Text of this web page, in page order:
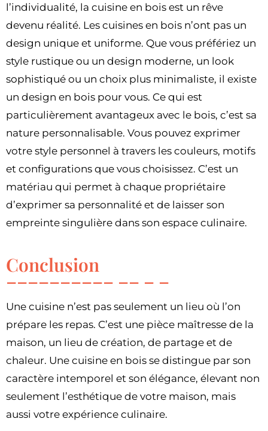
l’individualité, la cuisine en bois est un rêve
devenu réalité. Les cuisines en bois n’ont pas un
design unique et uniforme. Que vous préfériez un
style rustique ou un design moderne, un look
sophistiqué ou un choix plus minimaliste, il existe
un design en bois pour vous. Ce qui est
particulièrement avantageux avec le bois, c’est sa
nature personnalisable. Vous pouvez exprimer
votre style personnel à travers les couleurs, motifs
et configurations que vous choisissez. C’est un
matériau qui permet à chaque propriétaire
d’exprimer sa personnalité et de laisser son
empreinte singulière dans son espace culinaire.
Conclusion
Une cuisine n’est pas seulement un lieu où l’on
prépare les repas. C’est une pièce maîtresse de la
maison, un lieu de création, de partage et de
chaleur. Une cuisine en bois se distingue par son
caractère intemporel et son élégance, élevant non
seulement l’esthétique de votre maison, mais
aussi votre expérience culinaire.